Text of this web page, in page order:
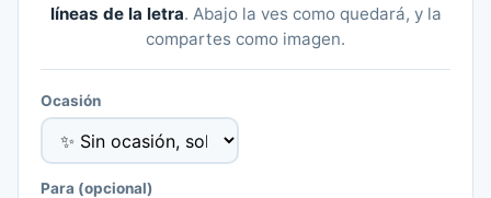
líneas de la letra. Abajo la ves como quedará, y la
compartes como imagen.
Ocasión
Para (opcional)